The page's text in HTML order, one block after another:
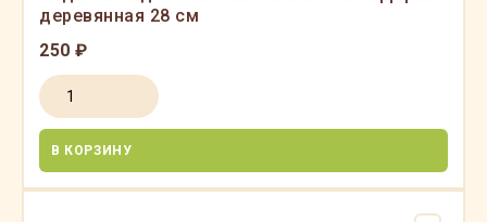
деревянная 28 см
250 ₽
В КОРЗИНУ